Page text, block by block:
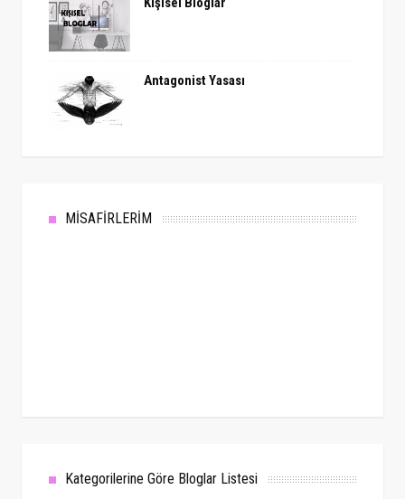
Antagonist Yasası
MİSAFİRLERİM
Kategorilerine Göre Bloglar Listesi